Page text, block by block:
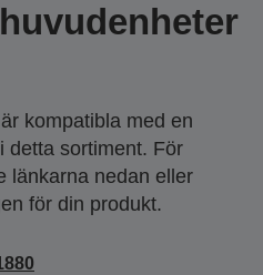
kompatibla med en
detta sortiment. För
länkarna nedan eller
för din produkt.